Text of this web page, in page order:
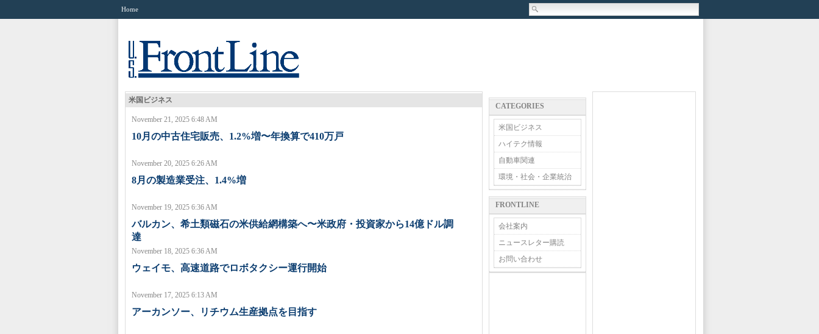
Home
米国ビジネス
November 21, 2025 6:48 AM
10月の中古住宅販売、1.2%増〜年換算で410万戸
November 20, 2025 6:26 AM
8月の製造業受注、1.4%増
November 19, 2025 6:36 AM
バルカン、希土類磁石の米供給網構築へ〜米政府・投資家から14億ドル調
達
November 18, 2025 6:36 AM
ウェイモ、高速道路でロボタクシー運行開始
November 17, 2025 6:13 AM
アーカンソー、リチウム生産拠点を目指す
CATEGORIES
米国ビジネス
ハイテク情報
自動車関連
環境・社会・企業統治
FRONTLINE
会社案内
ニュースレター購読
お問い合わせ